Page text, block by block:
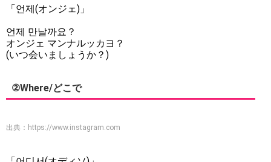
「언제(オンジェ)」
언제 만날까요？
オンジェ マンナルッカヨ？
(いつ会いましょうか？)
②Where/どこで
出典： https://www.instagram.com